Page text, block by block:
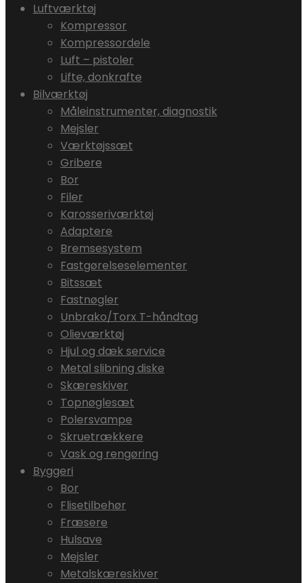
Luftværktøj
Kompressor
Kompressordele
Luft – pistoler
Lifte, donkrafte
Bilværktøj
Måleinstrumenter, diagnostik
Mejsler
Værktøjssæt
Gribere
Bor
Filer
Karosseriværktøj
Adaptere
Bremsesystem
Fastgørelseselementer
Bitssæt
Fastnøgler
Unbrako/Torx T-håndtag
Olieværktøj
Hjul og dæk service
Metal slibning diske
Skæreskiver
Topnøglesæt
Polersvampe
Skruetrækkere
Vask og rengøring
Byggeri
Bor
Flisetilbehør
Fræsere
Hulsave
Mejsler
Metalskæreskiver